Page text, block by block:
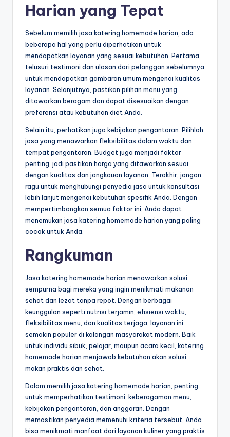
Harian yang Tepat
Sebelum memilih jasa katering homemade harian, ada
beberapa hal yang perlu diperhatikan untuk
mendapatkan layanan yang sesuai kebutuhan. Pertama,
telusuri testimoni dan ulasan dari pelanggan sebelumnya
untuk mendapatkan gambaran umum mengenai kualitas
layanan. Selanjutnya, pastikan pilihan menu yang
ditawarkan beragam dan dapat disesuaikan dengan
preferensi atau kebutuhan diet Anda.
Selain itu, perhatikan juga kebijakan pengantaran. Pilihlah
jasa yang menawarkan fleksibilitas dalam waktu dan
tempat pengantaran. Budget juga menjadi faktor
penting, jadi pastikan harga yang ditawarkan sesuai
dengan kualitas dan jangkauan layanan. Terakhir, jangan
ragu untuk menghubungi penyedia jasa untuk konsultasi
lebih lanjut mengenai kebutuhan spesifik Anda. Dengan
mempertimbangkan semua faktor ini, Anda dapat
menemukan jasa katering homemade harian yang paling
cocok untuk Anda.
Rangkuman
Jasa katering homemade harian menawarkan solusi
sempurna bagi mereka yang ingin menikmati makanan
sehat dan lezat tanpa repot. Dengan berbagai
keunggulan seperti nutrisi terjamin, efisiensi waktu,
fleksibilitas menu, dan kualitas terjaga, layanan ini
semakin populer di kalangan masyarakat modern. Baik
untuk individu sibuk, pelajar, maupun acara kecil, katering
homemade harian menjawab kebutuhan akan solusi
makan praktis dan sehat.
Dalam memilih jasa katering homemade harian, penting
untuk memperhatikan testimoni, keberagaman menu,
kebijakan pengantaran, dan anggaran. Dengan
memastikan penyedia memenuhi kriteria tersebut, Anda
bisa menikmati manfaat dari layanan kuliner yang praktis